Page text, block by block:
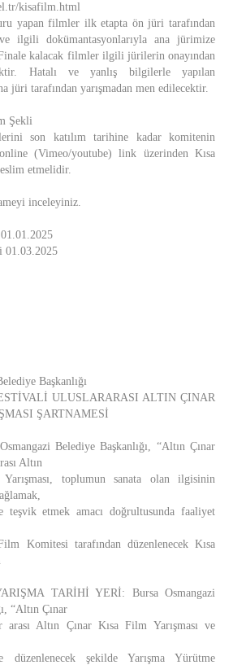
kisafilm.html
yapan filmler ilk etapta ön jüri tarafından
ilgili dokümantasyonlarıyla ana jürimize
kalacak filmler ilgili jürilerin onayından
Hatalı ve yanlış bilgilerle yapılan
jüri tarafından yarışmadan men edilecektir.
Şekli
son katılım tarihine kadar komitenin
(Vimeo/youtube) link üzerinden Kısa
etmelidir.
inceleyiniz.
01.03.2025
Başkanlığı
ULUSLARARASI ALTIN ÇINAR
ŞARTNAMESİ
Belediye Başkanlığı, “Altın Çınar
Altın
toplumun sanata olan ilgisinin
teşvik etmek amacı doğrultusunda faaliyet
Komitesi tarafından düzenlenecek Kısa
TARİHİ YERİ: Bursa Osmangazi
“Altın Çınar
Altın Çınar Kısa Film Yarışması ve
düzenlenecek şekilde Yarışma Yürütme